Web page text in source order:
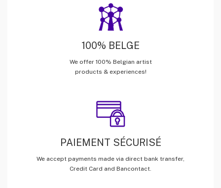
100% BELGE
We offer 100% Belgian artist
products & experiences!
PAIEMENT SÉCURISÉ
We accept payments made via direct bank transfer,
Credit Card and Bancontact.